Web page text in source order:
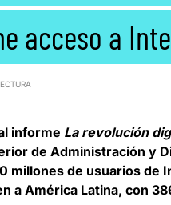
acceso a
informe La revolución
de Administración y
millones de usuarios de
a América Latina, con